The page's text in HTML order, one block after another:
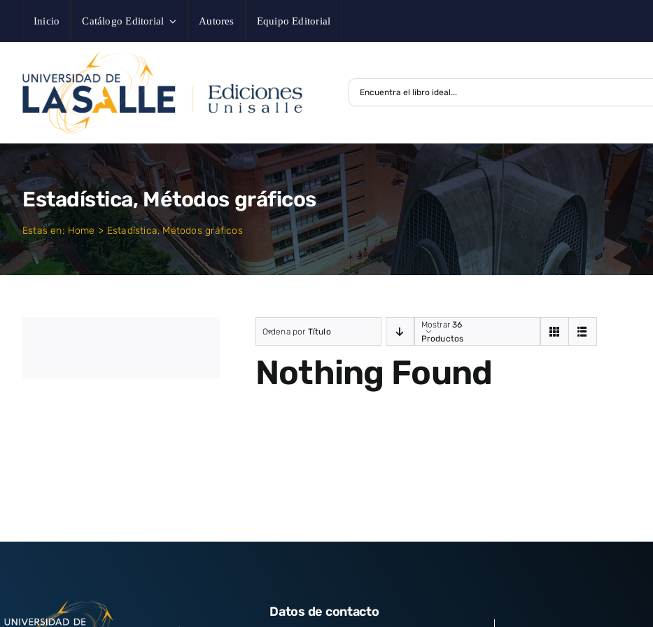
contenido
Inicio Catálogo Editorial Autores Equipo Editorial
Estadística, Métodos gráficos
Estas en: Home Estadística, Métodos gráficos
Ordena por Título
Mostrar36
Productos
Nothing Found
Datos de contacto